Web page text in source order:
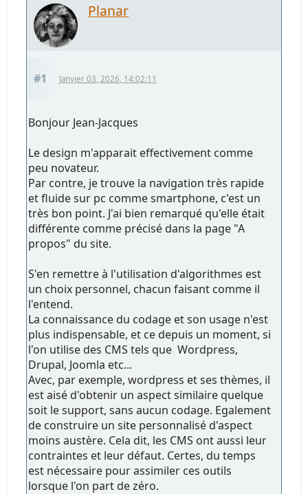
Planar
#1 Janvier 03, 2026, 14:02:11
Bonjour Jean-Jacques
Le design m'apparait effectivement comme
peu novateur.
Par contre, je trouve la navigation très rapide
et fluide sur pc comme smartphone, c'est un
très bon point. J'ai bien remarqué qu'elle était
différente comme précisé dans la page "A
propos" du site.
S'en remettre à l'utilisation d'algorithmes est
un choix personnel, chacun faisant comme il
l'entend.
La connaissance du codage et son usage n'est
plus indispensable, et ce depuis un moment, si
l'on utilise des CMS tels que Wordpress,
Drupal, Joomla etc...
Avec, par exemple, wordpress et ses thèmes, il
est aisé d'obtenir un aspect similaire quelque
soit le support, sans aucun codage. Egalement
de construire un site personnalisé d'aspect
moins austère. Cela dit, les CMS ont aussi leur
contraintes et leur défaut. Certes, du temps
est nécessaire pour assimiler ces outils
lorsque l'on part de zéro.